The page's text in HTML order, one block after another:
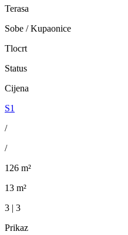
Terasa
Sobe / Kupaonice
Tlocrt
Status
Cijena
S1
/
/
126 m²
13 m²
3 | 3
Prikaz